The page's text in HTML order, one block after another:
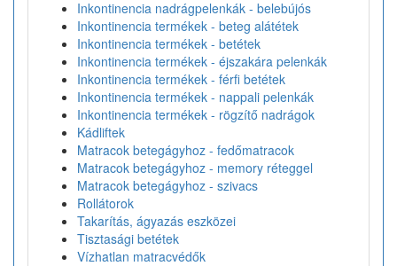
Inkontinencia nadrágpelenkák - belebújós
Inkontinencia termékek - beteg alátétek
Inkontinencia termékek - betétek
Inkontinencia termékek - éjszakára pelenkák
Inkontinencia termékek - férfi betétek
Inkontinencia termékek - nappali pelenkák
Inkontinencia termékek - rögzítő nadrágok
Kádliftek
Matracok betegágyhoz - fedőmatracok
Matracok betegágyhoz - memory réteggel
Matracok betegágyhoz - szivacs
Rollátorok
Takarítás, ágyazás eszközei
Tisztasági betétek
Vízhatlan matracvédők